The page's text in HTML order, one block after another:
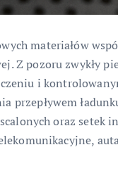
materiałów
Z pozoru zwykły
i
przepływem
oraz setek